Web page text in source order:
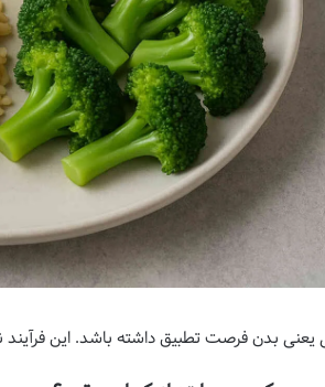
یعنی بدن فرصت تطبیق داشته باشد. این